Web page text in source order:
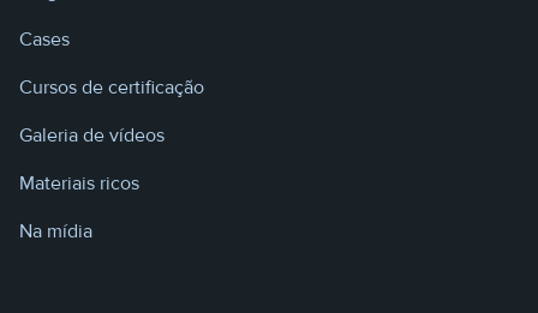
Cases
Cursos de certificação
Galeria de vídeos
Materiais ricos
Na mídia